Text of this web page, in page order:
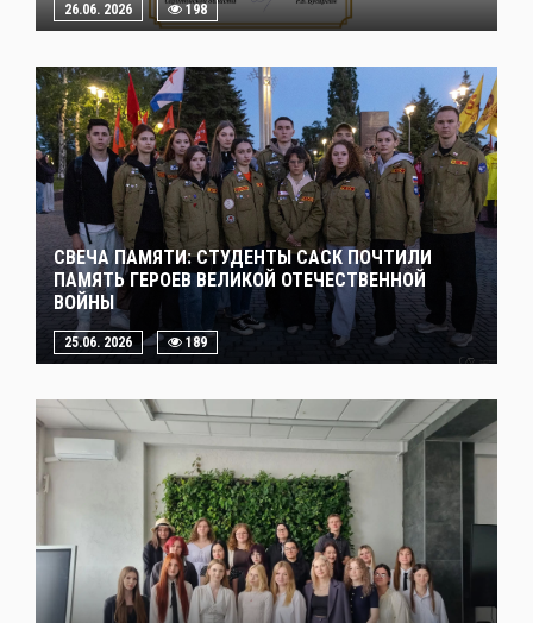
26.06. 2026 198
СВЕЧА ПАМЯТИ: СТУДЕНТЫ САСК ПОЧТИЛИ
ПАМЯТЬ ГЕРОЕВ ВЕЛИКОЙ ОТЕЧЕСТВЕННОЙ
ВОЙНЫ
25.06. 2026 189